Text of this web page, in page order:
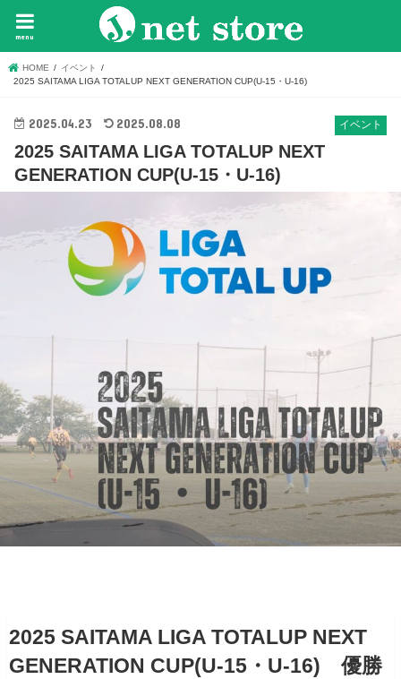
menu
HOME
イベント
2025 SAITAMA LIGA TOTALUP NEXT GENERATION CUP(U-15・U-16)
イベント
2025.04.23 2025.08.08
2025 SAITAMA LIGA TOTALUP NEXT
GENERATION CUP(U-15・U-16)
2025 SAITAMA LIGA TOTALUP NEXT
GENERATION CUP(U-15・U-16) 優勝